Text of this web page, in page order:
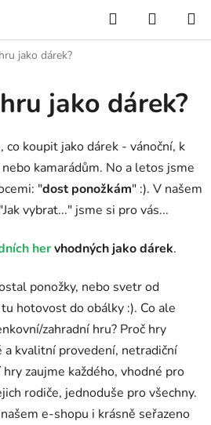
Hledat
KOŠÍK
jako dárek?
jako dárek?
co koupit jako dárek - vánoční, k
kamarádům. No a letos jsme
"dost ponožkám" :). V našem
vybrat..." jsme si pro vás...
hervhodných jako dárek.
ponožky, nebo svetr od
hotovost do obálky :). Co ale
zahradní hru? Proč hry
a kvalitní provedení, netradiční
zaujme každého, vhodné pro
rodiče, jednoduše pro všechny.
e-shopu i krásně seřazeno